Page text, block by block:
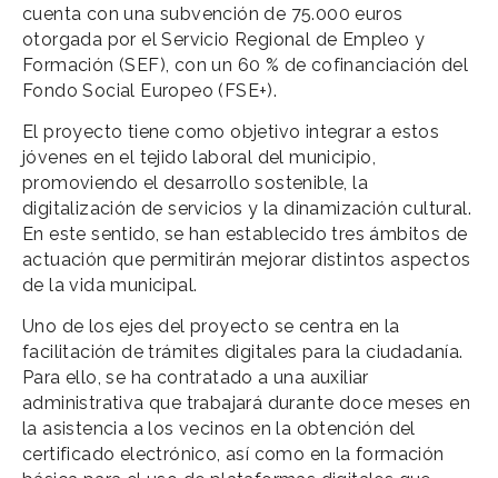
cuenta con una subvención de 75.000 euros
otorgada por el Servicio Regional de Empleo y
Formación (SEF), con un 60 % de cofinanciación del
Fondo Social Europeo (FSE+).
El proyecto tiene como objetivo integrar a estos
jóvenes en el tejido laboral del municipio,
promoviendo el desarrollo sostenible, la
digitalización de servicios y la dinamización cultural.
En este sentido, se han establecido tres ámbitos de
actuación que permitirán mejorar distintos aspectos
de la vida municipal.
Uno de los ejes del proyecto se centra en la
facilitación de trámites digitales para la ciudadanía.
Para ello, se ha contratado a una auxiliar
administrativa que trabajará durante doce meses en
la asistencia a los vecinos en la obtención del
certificado electrónico, así como en la formación